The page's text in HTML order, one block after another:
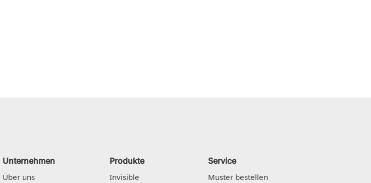
Unternehmen
Über uns
Produkte
Invisible
Service
Muster bestellen